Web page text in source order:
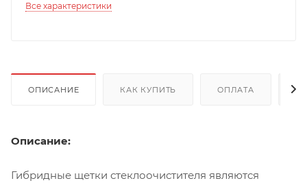
Все характеристики
ОПИСАНИЕ КАК КУПИТЬ ОПЛАТА
Описание:
Гибридные щетки стеклоочистителя являются